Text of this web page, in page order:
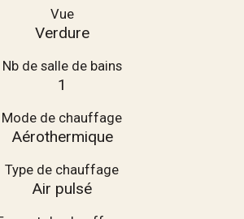
Vue
Verdure
Nb de salle de bains
1
Mode de chauffage
Aérothermique
Type de chauffage
Air pulsé